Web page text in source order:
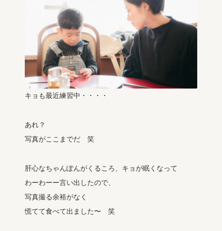
キョも最近練習中・・・・
あれ？
写真がここまでだ 笑
肝心なちゃんぽんがくるころ、キョが眠くなって
わーわーー言い出したので、
写真撮る余裕がなく
慌てて食べて出ました〜 笑